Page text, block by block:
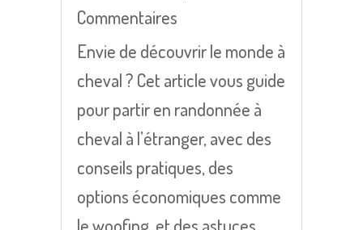
Commentaires
Envie de découvrir le monde à
cheval ? Cet article vous guide
pour partir en randonnée à
cheval à l’étranger, avec des
conseils pratiques, des
options économiques comme
le woofing, et des astuces